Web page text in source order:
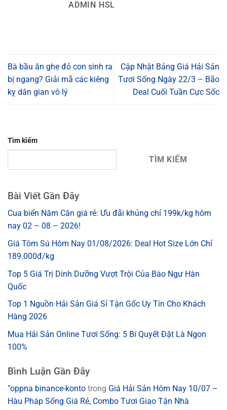
ADMIN HSL
Bà bầu ăn ghẹ đỏ con sinh ra
bị ngang? Giải mã các kiêng
kỵ dân gian vô lý
Cập Nhật Bảng Giá Hải Sản
Tươi Sống Ngày 22/3 – Bão
Deal Cuối Tuần Cực Sốc
Tìm kiếm
TÌM KIẾM
Bài Viết Gần Đây
Cua biển Năm Căn giá rẻ: Ưu đãi khủng chỉ 199k/kg hôm
nay 02 – 08 – 2026!
Giá Tôm Sú Hôm Nay 01/08/2026: Deal Hot Size Lớn Chỉ
189.000đ/kg
Top 5 Giá Trị Dinh Dưỡng Vượt Trội Của Bào Ngư Hàn
Quốc
Top 1 Nguồn Hải Sản Giá Sỉ Tận Gốc Uy Tín Cho Khách
Hàng 2026
Mua Hải Sản Online Tươi Sống: 5 Bí Quyết Đặt Là Ngon
100%
Bình Luận Gần Đây
"oppna binance-konto trong Giá Hải Sản Hôm Nay 10/07 –
Hàu Pháp Sống Giá Rẻ, Combo Tươi Giao Tận Nhà